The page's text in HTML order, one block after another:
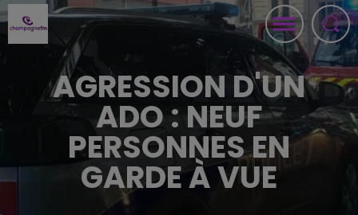
AGRESSION D'UN
ADO : NEUF
PERSONNES EN
GARDE À VUE